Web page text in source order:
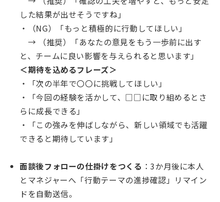
した結果が出せそうですね」
・（NG）「もっと積極的に行動してほしい」
→ （推奨）「あなたの意見をもう一歩前に出す
と、チームに良い影響を与えられると思います」
＜期待を込めるフレーズ＞
・「次の半年で〇〇に挑戦してほしい」
・「今回の経験を活かして、□□に取り組めるとさ
らに成長できる」
・「この強みを伸ばしながら、新しい領域でも活躍
できると期待しています」
面談後フォローの仕掛けをつくる ：3か月後に本人
とマネジャーへ「行動テーマの進捗確認」リマイン
ドを自動送信。